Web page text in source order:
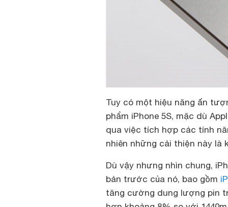
Tuy có một hiệu năng ấn
phẩm iPhone 5S, mặc dù
qua việc tích hợp các tính
nhiên những cải thiện này là
Dù vậy nhưng nhìn chung,
bản trước của nó, bao gồm
tăng cường dung lượng pin